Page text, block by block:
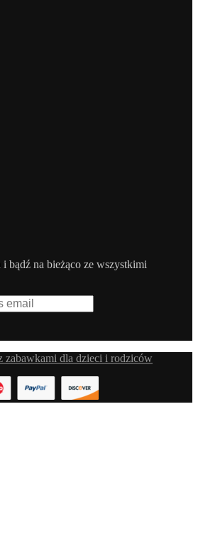
bądź na bieżąco ze wszystkimi
zabawkami dla dzieci i rodziców